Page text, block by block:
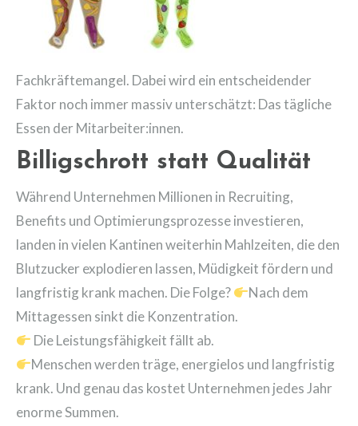
Fachkräftemangel. Dabei wird ein entscheidender
Faktor noch immer massiv unterschätzt: Das tägliche
Essen der Mitarbeiter:innen.
Billigschrott statt Qualität
Während Unternehmen Millionen in Recruiting,
Benefits und Optimierungsprozesse investieren,
landen in vielen Kantinen weiterhin Mahlzeiten, die den
Blutzucker explodieren lassen, Müdigkeit fördern und
langfristig krank machen. Die Folge?
Nach dem
Mittagessen sinkt die Konzentration.
Die Leistungsfähigkeit fällt ab.
Menschen werden träge, energielos und langfristig
krank. Und genau das kostet Unternehmen jedes Jahr
enorme Summen.